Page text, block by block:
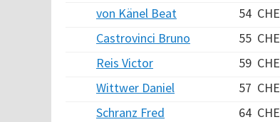
von Känel Beat
54 CHE
Castrovinci Bruno
55 CHE
Reis Victor
59 CHE
Wittwer Daniel
57 CHE
Schranz Fred
64 CHE